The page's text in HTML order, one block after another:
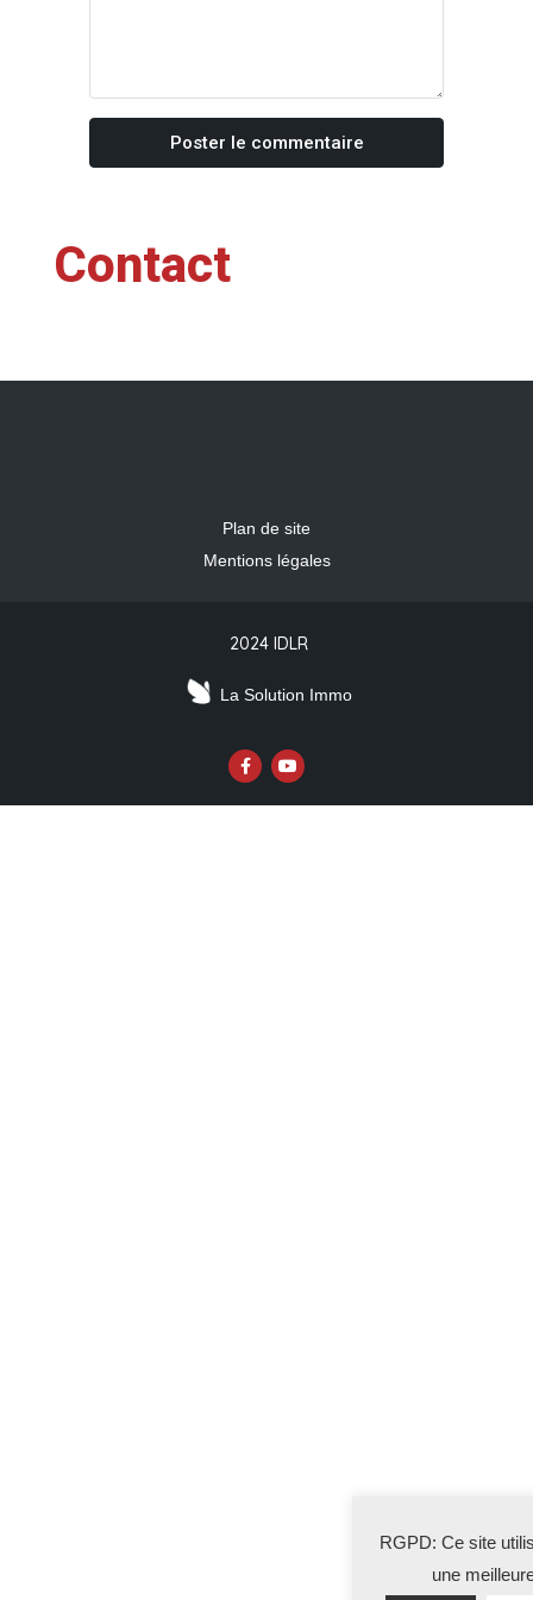
Poster le commentaire
Contact
Plan de site
Mentions légales
2024 IDLR
La Solution Immo
RGPD: Ce site
une